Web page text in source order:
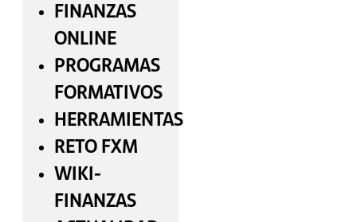
FINANZAS
ONLINE
PROGRAMAS
FORMATIVOS
HERRAMIENTAS
RETO FXM
WIKI-
FINANZAS